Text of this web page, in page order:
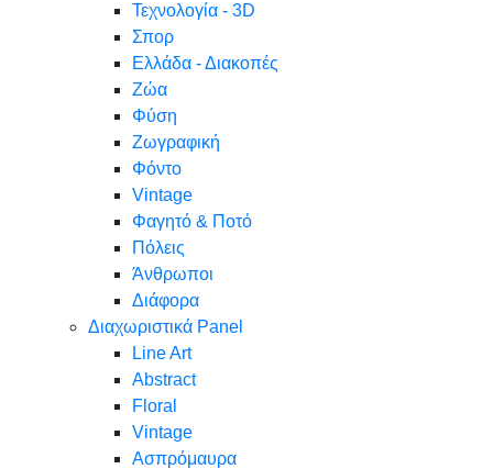
Τεχνολογία - 3D
Σπορ
Ελλάδα - Διακοπές
Ζώα
Φύση
Ζωγραφική
Φόντο
Vintage
Φαγητό & Ποτό
Πόλεις
Άνθρωποι
Διάφορα
Διαχωριστικά Panel
Line Art
Abstract
Floral
Vintage
Ασπρόμαυρα